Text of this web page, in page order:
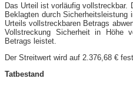
Das Urteil ist vorläufig vollstreckbar.
Beklagten durch Sicherheitsleistung
Urteils vollstreckbaren Betrags
Vollstreckung Sicherheit in Höhe
Betrags leistet.
Der Streitwert wird auf 2.376,68 €
Tatbestand